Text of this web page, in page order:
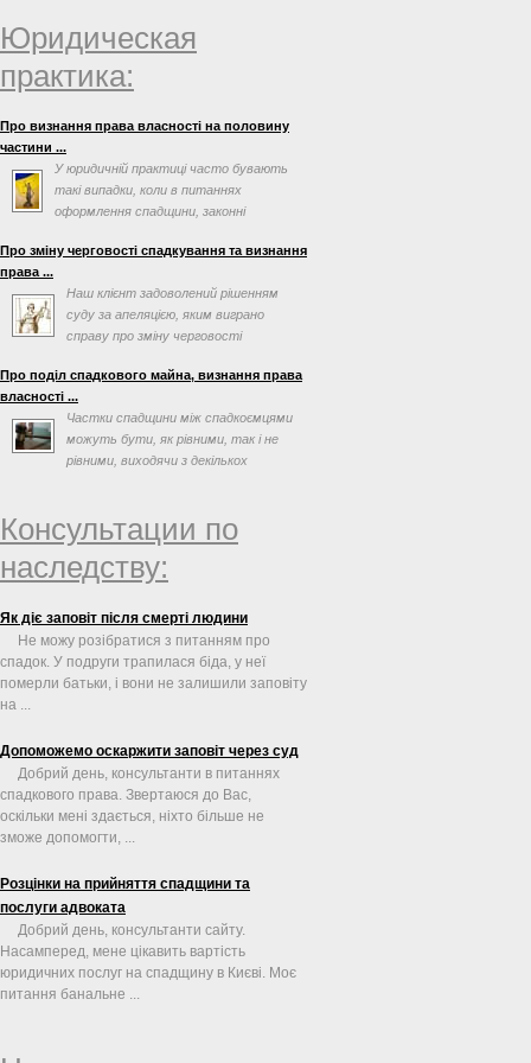
Юридическая
практика:
Про визнання права власності на половину
частини ...
У юридичній практиці часто бувають
такі випадки, коли в питаннях
оформлення спадщини, законні
Про зміну черговості спадкування та визнання
права ...
Наш клієнт задоволений рішенням
суду за апеляцією, яким виграно
справу про зміну черговості
Про поділ спадкового майна, визнання права
власності ...
Частки спадщини між спадкоємцями
можуть бути, як рівними, так і не
рівними, виходячи з декількох
Консультации по
наследству:
Як діє заповіт після смерті людини
Не можу розібратися з питанням про
спадок. У подруги трапилася біда, у неї
померли батьки, і вони не залишили заповіту
на ...
Допоможемо оскаржити заповіт через суд
Добрий день, консультанти в питаннях
спадкового права. Звертаюся до Вас,
оскільки мені здається, ніхто більше не
зможе допомогти, ...
Розцінки на прийняття спадщини та
послуги адвоката
Добрий день, консультанти сайту.
Насамперед, мене цікавить вартість
юридичних послуг на спадщину в Києві. Моє
питання банальне ...